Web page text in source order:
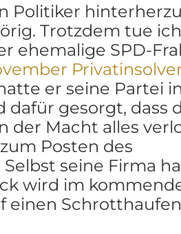
Politiker
Trotzdem tue ich
ehemalige SPD-
er seine Partei
gesorgt, dass
der Macht alles
Posten des
seine Firma
wird im
einen Schrotthaufen